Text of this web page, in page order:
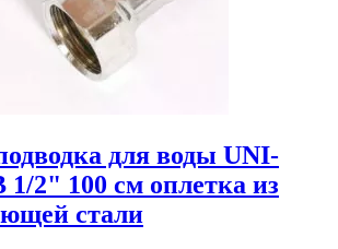
для воды UNI-
2" 100 см оплетка из
стали